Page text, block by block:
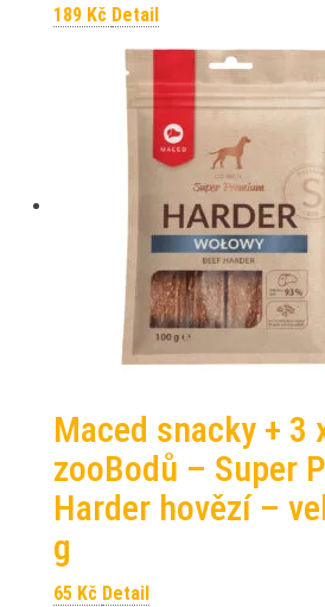
189 Kč Detail
Maced snacky + 3
zooBodů – Super
Harder hovězí –
g
65 Kč Detail